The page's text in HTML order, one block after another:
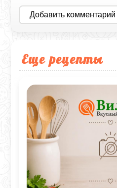
Добавить комментарий
Еще рецепты